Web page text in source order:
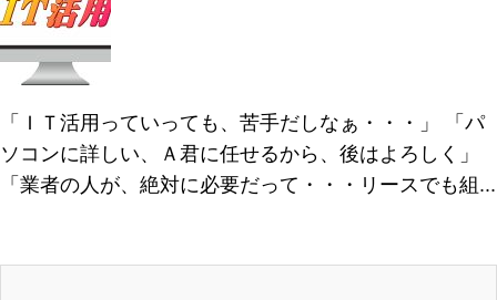
「ＩＴ活用っていっても、苦手だしなぁ・・・」 「パ
ソコンに詳しい、Ａ君に任せるから、後はよろしく」
「業者の人が、絶対に必要だって・・・リースでも組...